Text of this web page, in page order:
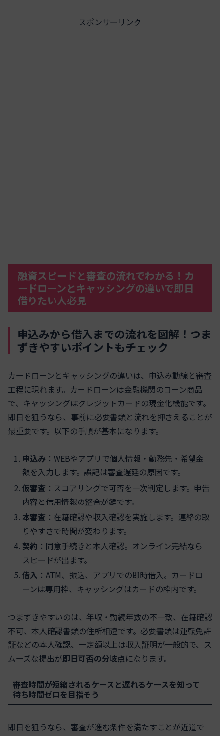
スポンサーリンク
融資スピードと審査の流れでわかる！カ
ードローンとキャッシングの違いで即日
借りたい人必見
申込みから借入までの流れを図解！つま
ずきやすいポイントもチェック
カードローンとキャッシングの違いは、申込み動線と審査
工程に現れます。カードローンは金融機関のローン商品
で、キャッシングはクレジットカードの現金化機能です。
即日を狙うなら、事前に必要書類と流れを押さえることが
最重要です。以下の手順が基本になります。
申込み ：WEBやアプリで個人情報・勤務先・希望金
額を入力します。誤記は審査遅延の原因です。
仮審査 ：スコアリングで可否を一次判定します。申告
内容と信用情報の整合が鍵です。
本審査 ：在籍確認や収入確認を実施します。連絡の取
りやすさで時間が変わります。
契約 ：同意手続きと本人確認。オンライン完結なら
スピードが出ます。
借入 ：ATM、振込、アプリでの即時借入。カードロ
ーンは専用枠、キャッシングはカードの枠内です。
つまずきやすいのは、年収・勤続年数の不一致、在籍確認
不可、本人確認書類の住所相違です。必要書類は運転免許
証などの本人確認、一定額以上は収入証明が一般的で、ス
ムーズな提出が即日可否の分岐点になります。
審査時間が短縮されるケースと遅れるケースを知って
待ち時間ゼロを目指そう
即日を狙うなら、審査が進む条件を満たすことが近道で